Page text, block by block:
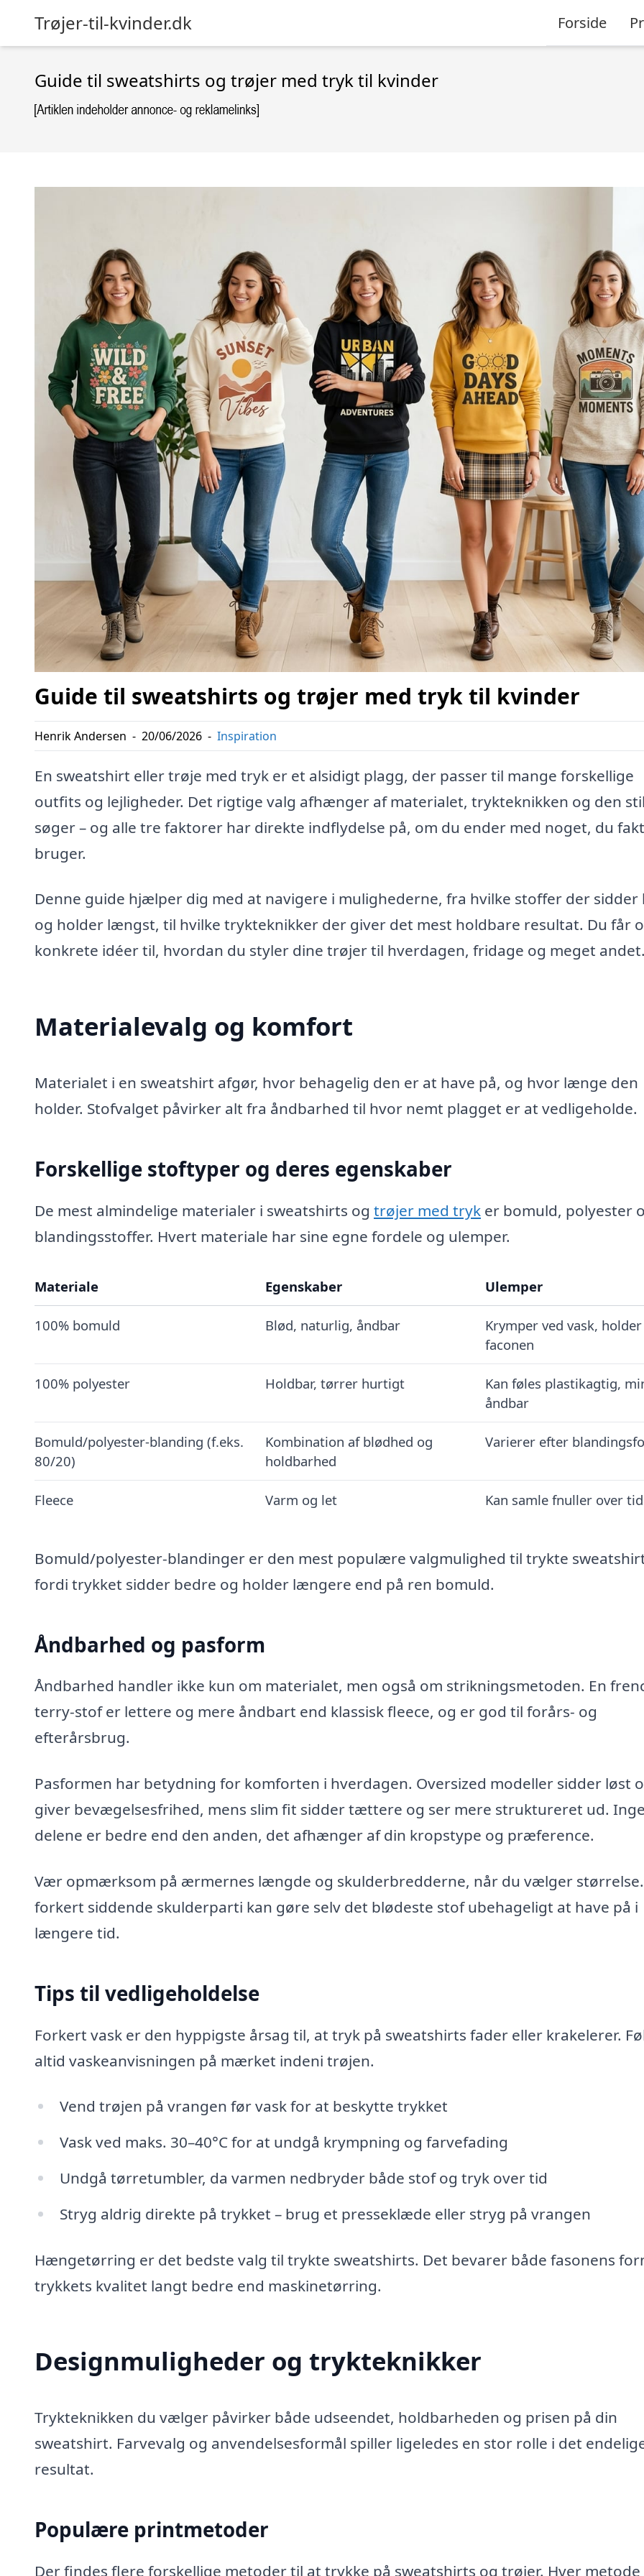
Trøjer-til-kvinder.dk Forside
Guide til sweatshirts og trøjer med tryk til kvinder
Guide til sweatshirts og trøjer med tryk til kvinder
Henrik Andersen - 20/06/2026 - Inspiration
En sweatshirt eller trøje med tryk er et alsidigt plagg, der passer til mange forskellige
outfits og lejligheder. Det rigtige valg afhænger af materialet, trykteknikken og den
søger – og alle tre faktorer har direkte indflydelse på, om du ender med noget, du
bruger.
Denne guide hjælper dig med at navigere i mulighederne, fra hvilke stoffer der sidder
og holder længst, til hvilke trykteknikker der giver det mest holdbare resultat. Du får
konkrete idéer til, hvordan du styler dine trøjer til hverdagen, fridage og meget
Materialevalg og komfort
Materialet i en sweatshirt afgør, hvor behagelig den er at have på, og hvor længe den
holder. Stofvalget påvirker alt fra åndbarhed til hvor nemt plagget er at vedligeholde.
Forskellige stoftyper og deres egenskaber
De mest almindelige materialer i sweatshirts og trøjer med tryk er bomuld, polyester
blandingsstoffer. Hvert materiale har sine egne fordele og ulemper.
Materiale Egenskaber Ulemper
100% bomuld Blød, naturlig, åndbar
Krymper ved vask,
faconen
100% polyester Holdbar, tørrer hurtigt
Kan føles plastikagtig,
åndbar
Bomuld/polyester-blanding (f.eks.
80/20)
Kombination af blødhed og
holdbarhed
Varierer efter
Fleece Varm og let Kan samle fnuller over tid
Bomuld/polyester-blandinger er den mest populære valgmulighed til trykte
fordi trykket sidder bedre og holder længere end på ren bomuld.
Åndbarhed og pasform
Åndbarhed handler ikke kun om materialet, men også om strikningsmetoden. En
terry-stof er lettere og mere åndbart end klassisk fleece, og er god til forårs- og
efterårsbrug.
Pasformen har betydning for komforten i hverdagen. Oversized modeller sidder løst
giver bevægelsesfrihed, mens slim fit sidder tættere og ser mere struktureret ud.
delene er bedre end den anden, det afhænger af din kropstype og præference.
Vær opmærksom på ærmernes længde og skulderbredderne, når du vælger
forkert siddende skulderparti kan gøre selv det blødeste stof ubehageligt at have på i
længere tid.
Tips til vedligeholdelse
Forkert vask er den hyppigste årsag til, at tryk på sweatshirts fader eller krakelerer.
altid vaskeanvisningen på mærket indeni trøjen.
Vend trøjen på vrangen før vask for at beskytte trykket
Vask ved maks. 30–40°C for at undgå krympning og farvefading
Undgå tørretumbler, da varmen nedbryder både stof og tryk over tid
Stryg aldrig direkte på trykket – brug et presseklæde eller stryg på vrangen
Hængetørring er det bedste valg til trykte sweatshirts. Det bevarer både fasonens
trykkets kvalitet langt bedre end maskinetørring.
Designmuligheder og trykteknikker
Trykteknikken du vælger påvirker både udseendet, holdbarheden og prisen på din
sweatshirt. Farvevalg og anvendelsesformål spiller ligeledes en stor rolle i det
resultat.
Populære printmetoder
Der findes flere forskellige metoder til at trykke på sweatshirts og trøjer. Hver